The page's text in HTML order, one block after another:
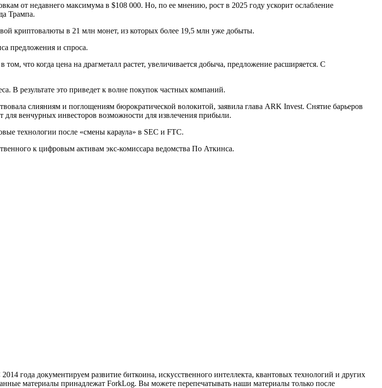
от недавнего максимума в $108 000. Но, по ее мнению, рост в 2025 году ускорит ослабление
Трампа.
криптовалюты в 21 млн монет, из которых более 19,5 млн уже добыты.
предложения и спроса.
что когда цена на драгметалл растет, увеличивается добыча, предложение расширяется. С
В результате это приведет к волне покупок частных компаний.
слияниям и поглощениям бюрократической волокитой, заявила глава ARK Invest. Снятие барьеров
венчурных инвесторов возможности для извлечения прибыли.
технологии после «смены караула» в SEC и FTC.
к цифровым активам экс-комиссара ведомства По Аткинса.
года документируем развитие биткоина, искусственного интеллекта, квантовых технологий и других
материалы принадлежат ForkLog. Вы можете перепечатывать наши материалы только после